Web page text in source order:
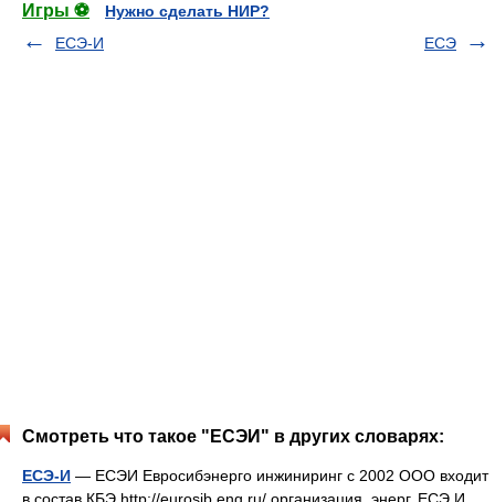
Игры ⚽
Нужно сделать НИР?
ЕСЭ-И
ЕСЭ
Смотреть что такое "ЕСЭИ" в других словарях:
ЕСЭ-И — ЕСЭИ Евросибэнерго инжиниринг с 2002 ООО входит